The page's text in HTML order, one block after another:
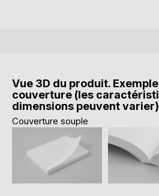
Vue 3D du produit.
couverture (les
dimensions peuvent
Couverture souple